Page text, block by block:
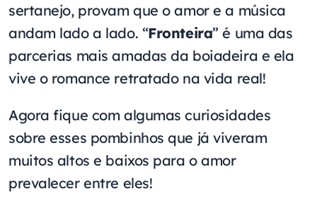
sertanejo, provam que o amor e a música
andam lado a lado. “Fronteira” é uma das
parcerias mais amadas da boiadeira e ela
vive o romance retratado na vida real!
Agora fique com algumas curiosidades
sobre esses pombinhos que já viveram
muitos altos e baixos para o amor
prevalecer entre eles!